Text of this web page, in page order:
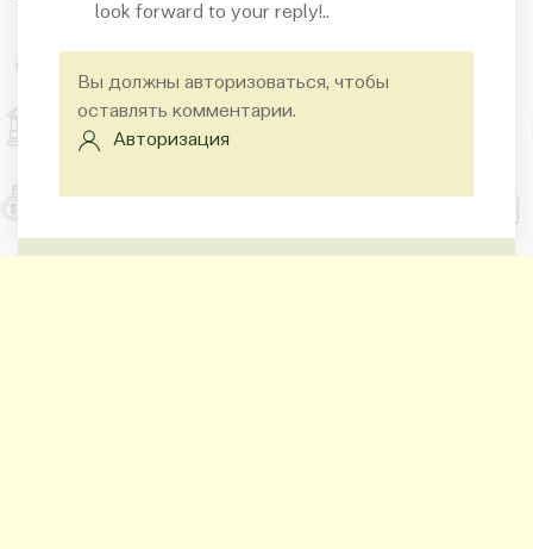
look forward to your reply!..
Вы должны авторизоваться, чтобы
оставлять комментарии.
Авторизация